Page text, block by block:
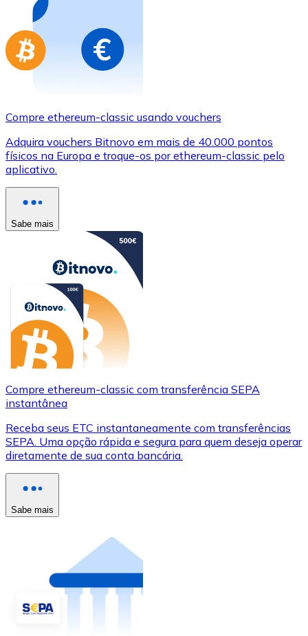
Ir para a loja de cartões-presente
Compre ethereum-classic usando vouchers
Adquira vouchers Bitnovo em mais de 40.000 pontos
físicos na Europa e troque-os por ethereum-classic pelo
aplicativo.
Sabe mais
Compre ethereum-classic com transferência SEPA
instantânea
Receba seus ETC instantaneamente com transferências
SEPA. Uma opção rápida e segura para quem deseja operar
diretamente de sua conta bancária.
Sabe mais